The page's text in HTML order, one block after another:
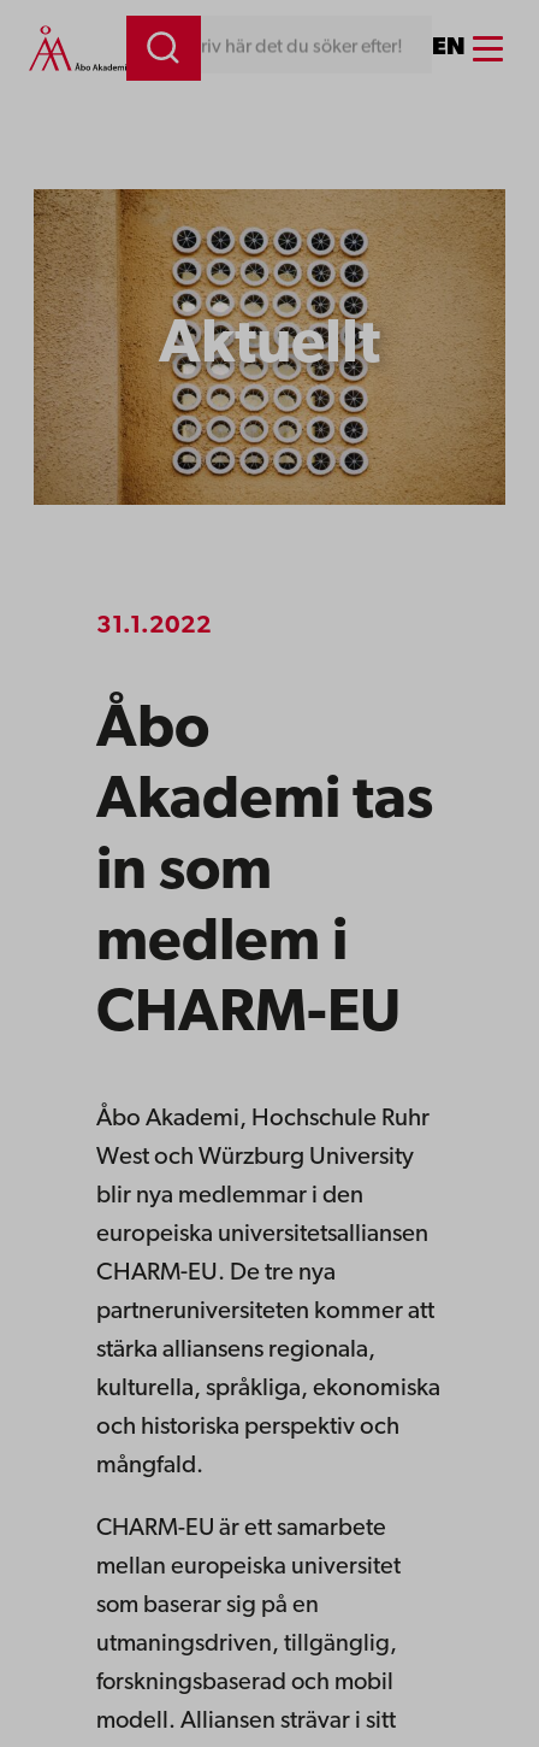
Hoppa
till
Skriv här det du söker efter! EN Menu
Aktuellt
31.1.2022
Åbo
Akademi tas
in som
medlem i
CHARM-EU
Åbo Akademi, Hochschule Ruhr
West och Würzburg University
blir nya medlemmar i den
europeiska universitetsalliansen
CHARM-EU. De tre nya
partneruniversiteten kommer att
stärka alliansens regionala,
kulturella, språkliga, ekonomiska
och historiska perspektiv och
mångfald.
CHARM-EU är ett samarbete
mellan europeiska universitet
som baserar sig på en
utmaningsdriven, tillgänglig,
forskningsbaserad och mobil
modell. Alliansen strävar i sitt